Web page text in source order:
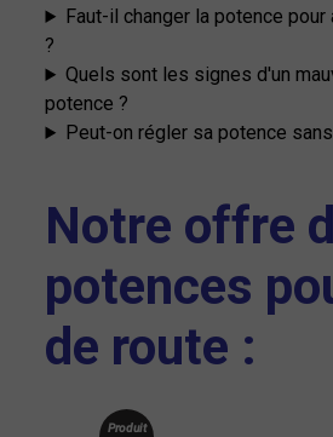
Faut-il changer la potence
?
Quels sont les signes d'un
potence ?
Peut-on régler sa potence
Notre offre
potences
de route :
Produit